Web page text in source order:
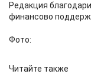
Редакция
финансово
Фото:
Читайте также